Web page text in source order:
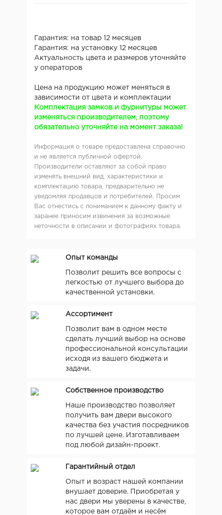
Гарантия: на товар 12 месяцев
Гарантия: на установку 12 месяцев
Актуальность цвета и размеров уточняйте
у операторов
Цена на продукцию может меняться в
зависимости от цвета и комплектации
Комплектация замков и фурнитуры может
изменяться производителем, поэтому
обязательно уточняйте на момент заказа!
Информация о товаре предоставлена справочно
и не является публичной офертой.
Производители оставляют за собой право
изменять внешний вид, характеристики и
комплектацию товара, предварительно не
уведомляя продавцов и потребителей. Просим
Вас отнестись с пониманием к данному факту и
заранее приносим извинения за возможные
неточности в описании и фотографиях товара.
Опыт команды
Позволит решить все вопросы с
легкостью от лучшего выбора до
качественной установки.
Ассортимент
Позволит вам в одном месте
сделать лучший выбор на основе
профессиональной консультации
исходя из вашего бюджета и
задачи.
Собственное производство
Наше производство позволяет
получить вам двери высокого
качества без участия посредников
по лучшей цене. Изготавливаем
под любой дизайн-проект.
Гарантийный отдел
Опыт и возраст нашей компании
внушает доверие. Приобретая у
нас двери мы уверены в качестве,
которое вам отдаём и несём